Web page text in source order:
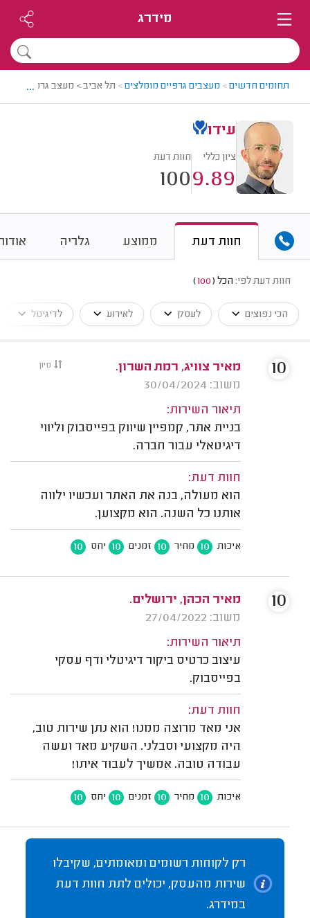
מידרג
תחומים חדשים> מעצבים גרפיים מומלצים> תל אביב > מעצב גרפי מומלץ
...
עידו
ציון כללי
9.89
חוות דעת
100
חוות דעת ממוצע גלריה
חוות דעת לפי: הכל (
100
)
הכי נפוצים לעסק לאירוע לדיגיטל
מיון
מאיר צוויג, רמת השרון.
משוב: 30/04/2024
תיאור השירות:
בניית אתר, קמפיין שיווק בפייסבוק וליווי
דיגיטאלי עבור חברה.
חוות דעת:
הוא מעולה, בנה את האתר ועכשיו ילווה
אותנו כל השנה. הוא מקצוען.
איכות 10 מחיר 10 זמנים 10 יחס 10
10
מאיר הכהן, ירושלים.
משוב: 27/04/2022
תיאור השירות:
עיצוב כרטיס ביקור דיגיטלי ודף עסקי
בפייסבוק.
חוות דעת:
אני מאד מרוצה ממנו! הוא נתן שירות טוב,
היה מקצועי וסבלני. השקיע מאד ועשה
עבודה טובה. אמשיך לעבוד איתו!
איכות 10 מחיר 10 זמנים 10 יחס 10
10
רק לקוחות רשומים ומאומתים, שקיבלו
שירות מהעסק, יכולים לתת חוות דעת
במידרג.